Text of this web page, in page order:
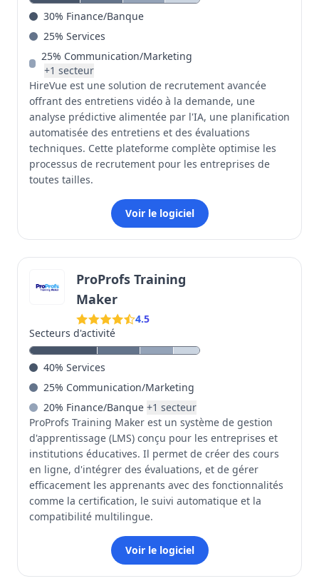
30% Finance/Banque
25% Services
25% Communication/Marketing
+1 secteur
HireVue est une solution de recrutement avancée
offrant des entretiens vidéo à la demande, une
analyse prédictive alimentée par l'IA, une planification
automatisée des entretiens et des évaluations
techniques. Cette plateforme complète optimise les
processus de recrutement pour les entreprises de
toutes tailles.
Voir le logiciel
ProProfs Training
Maker
4.5
Secteurs d'activité
40% Services
25% Communication/Marketing
20% Finance/Banque +1 secteur
ProProfs Training Maker est un système de gestion
d'apprentissage (LMS) conçu pour les entreprises et
institutions éducatives. Il permet de créer des cours
en ligne, d'intégrer des évaluations, et de gérer
efficacement les apprenants avec des fonctionnalités
comme la certification, le suivi automatique et la
compatibilité multilingue.
Voir le logiciel